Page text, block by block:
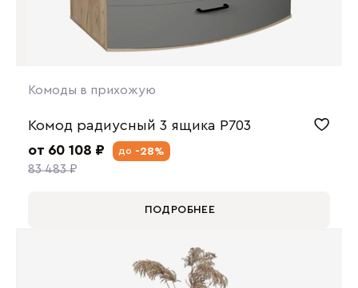
Комоды в прихожую
Комод радиусный 3 ящика P703
от 60 108 ₽
83 483 ₽
до -28%
ПОДРОБНЕЕ